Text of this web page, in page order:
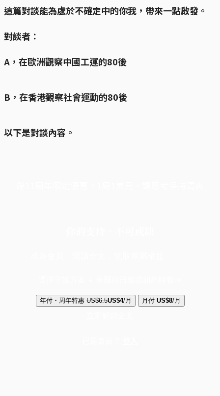
這篇對談能為處於不確定中的你我，帶來一點啟發。
對談者：
A，在歐洲觀察中國工運的80後
B，在香港觀察社會運動的80後
以下是對談內容。
年付・周年特惠 US$6.5US$4/月 月付 US$8/月